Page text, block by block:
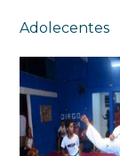
Adolecentes